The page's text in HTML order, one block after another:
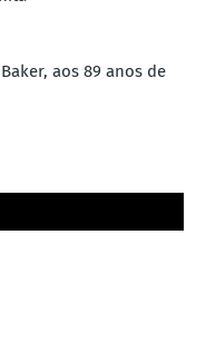
aos 89 anos de